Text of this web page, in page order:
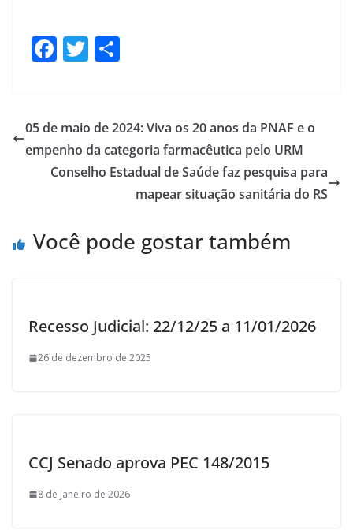
F
b
o
o
T
er e
05 de maio de 2024: Viva os 20 anos da PNAF e o
empenho da categoria farmacêutica pelo URM
Conselho Estadual de Saúde faz pesquisa para
mapear situação sanitária do RS
Você pode gostar também
Recesso Judicial: 22/12/25 a 11/01/2026
26 de dezembro de 2025
CCJ Senado aprova PEC 148/2015
8 de janeiro de 2026